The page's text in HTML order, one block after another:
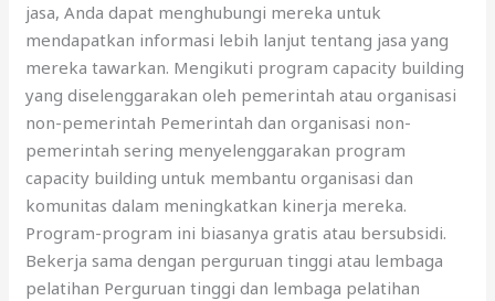
jasa, Anda dapat menghubungi mereka untuk
mendapatkan informasi lebih lanjut tentang jasa yang
mereka tawarkan. Mengikuti program capacity building
yang diselenggarakan oleh pemerintah atau organisasi
non-pemerintah Pemerintah dan organisasi non-
pemerintah sering menyelenggarakan program
capacity building untuk membantu organisasi dan
komunitas dalam meningkatkan kinerja mereka.
Program-program ini biasanya gratis atau bersubsidi.
Bekerja sama dengan perguruan tinggi atau lembaga
pelatihan Perguruan tinggi dan lembaga pelatihan